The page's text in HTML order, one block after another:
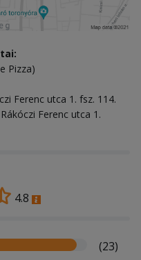
Pizza)
Ferenc utca 1. fsz. 114.
Ferenc utca 1.
4.8
(23)